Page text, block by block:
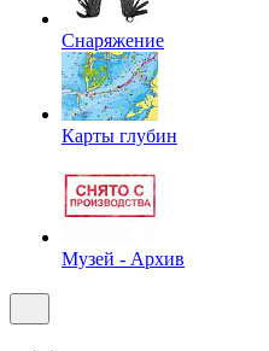
Снаряжение
Карты глубин
Музей - Архив